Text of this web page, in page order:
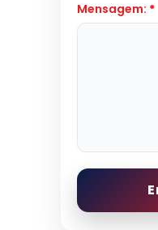
Mensagem: *